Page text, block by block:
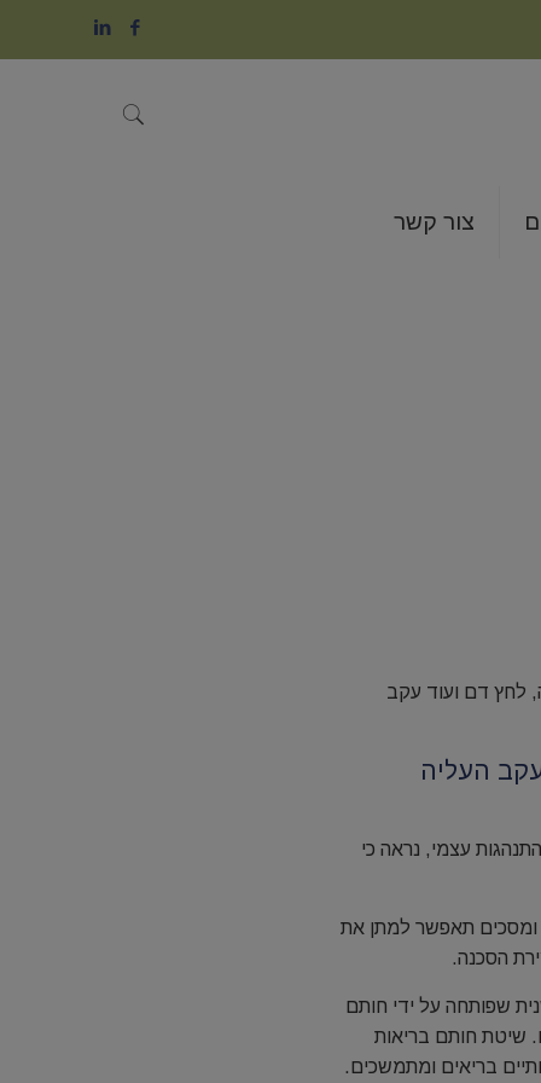
צור קשר
לחץ דם ועוד עקב
העליה
שינוי התנהגות עצמי, נראה כי
ומסכים תאפשר למתן את
הסכנה.
שפותחה על ידי חותם
שיטת חותם בריאות
בריאים ומתמשכים.